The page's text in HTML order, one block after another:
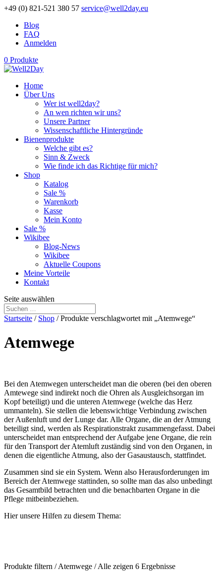
+49 (0) 821-521 380 57 service@well2day.eu
Blog
FAQ
Anmelden
0 Produkte
Home
Über Uns
Wer ist well2day?
An wen richten wir uns?
Unsere Partner
Wissenschaftliche Hintergründe
Bienenprodukte
Welche gibt es?
Sinn & Zweck
Wie finde ich das Richtige für mich?
Shop
Katalog
Sale %
Warenkorb
Kasse
Mein Konto
Sale %
Wikibee
Blog-News
Wikibee
Aktuelle Coupons
Meine Vorteile
Kontakt
Seite auswählen
Startseite / Shop / Produkte verschlagwortet mit „Atemwege“
Atemwege
Bei den Atemwegen unterscheidet man die oberen (bei den oberen
Amtewege sind indirekt noch die Ohren als Ausgleichsorgan im
Kopf beteiligt) und die unteren Atemwege (welche das Herz
ummanteln). Sie stellen die lebenswichtige Verbindung zwischen
der Außenluft und der Lunge dar. Alle Organe, die an der Atmung
beteiligt sind, werden als Respirationstrakt zusammengefasst. Dabei
unterscheidet man entsprechend der Aufgabe jene Organe, die rein
für den Transport der Atemluft zuständig sind von den Organen, in
denen die eigentliche Atmung, also der Gasaustausch, stattfindet.
Zusammen sind sie ein System. Wenn also Herausforderungen im
Bereich der Atemwege stattinden, so sollte man das also unbedingt
das Gesamtbild betrachten und die benachbarten Organe in die
Pflege mitbeinbeziehen.
Hier unsere Hilfen zu diesem Thema:
Produkte filtern /Atemwege / Alle zeigen 6 Ergebnisse